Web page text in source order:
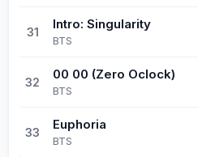
31
Intro: Singularity
BTS
32
00 00 (Zero Oclock)
BTS
33
Euphoria
BTS